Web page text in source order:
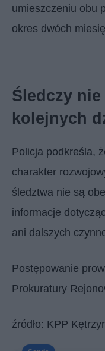
umieszczeniu obu
okres dwóch
Śledczy
kolejnych
Policja podkreśla,
charakter
śledztwa nie są
informacje
ani dalszych
Postępowanie
Prokuratury
źródło: KPP